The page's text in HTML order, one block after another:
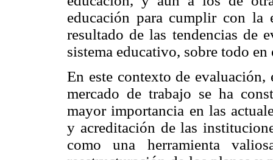
educación para cumplir con la
resultado de las tendencias de
sistema educativo, sobre todo
En este contexto de
mercado de trabajo se ha
mayor importancia en las
y acreditación de las
como una herramienta